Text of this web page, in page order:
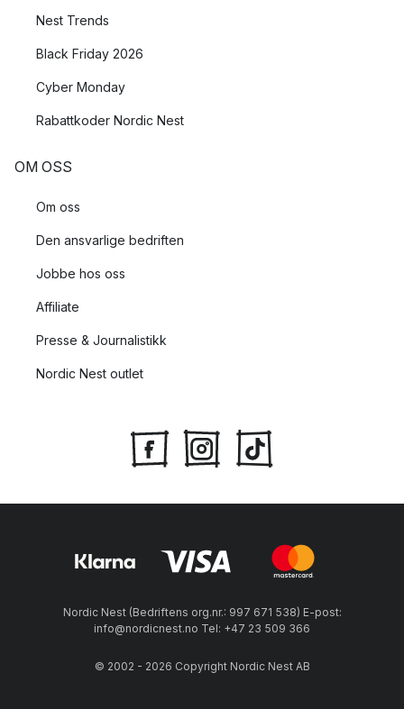
Nest Trends
Black Friday 2026
Cyber Monday
Rabattkoder Nordic Nest
OM OSS
Om oss
Den ansvarlige bedriften
Jobbe hos oss
Affiliate
Presse & Journalistikk
Nordic Nest outlet
Nordic Nest (Bedriftens org.nr.: 997 671 538) E-post:
info@nordicnest.no Tel: +47 23 509 366
© 2002 - 2026 Copyright Nordic Nest AB